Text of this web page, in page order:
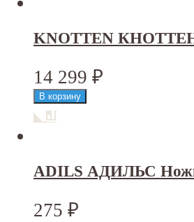
KNOTTEN КНОТТЕН
14 299 ₽
ADILS АДИЛЬС
275 ₽